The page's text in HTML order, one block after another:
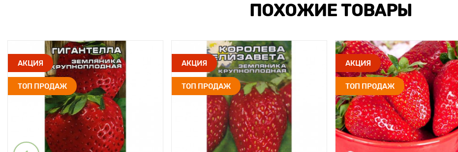
ПОХОЖИЕ ТОВАРЫ
АКЦИЯ
ТОП ПРОДАЖ
АКЦИЯ
ТОП ПРОДАЖ
АКЦИЯ
ТОП ПРОДАЖ